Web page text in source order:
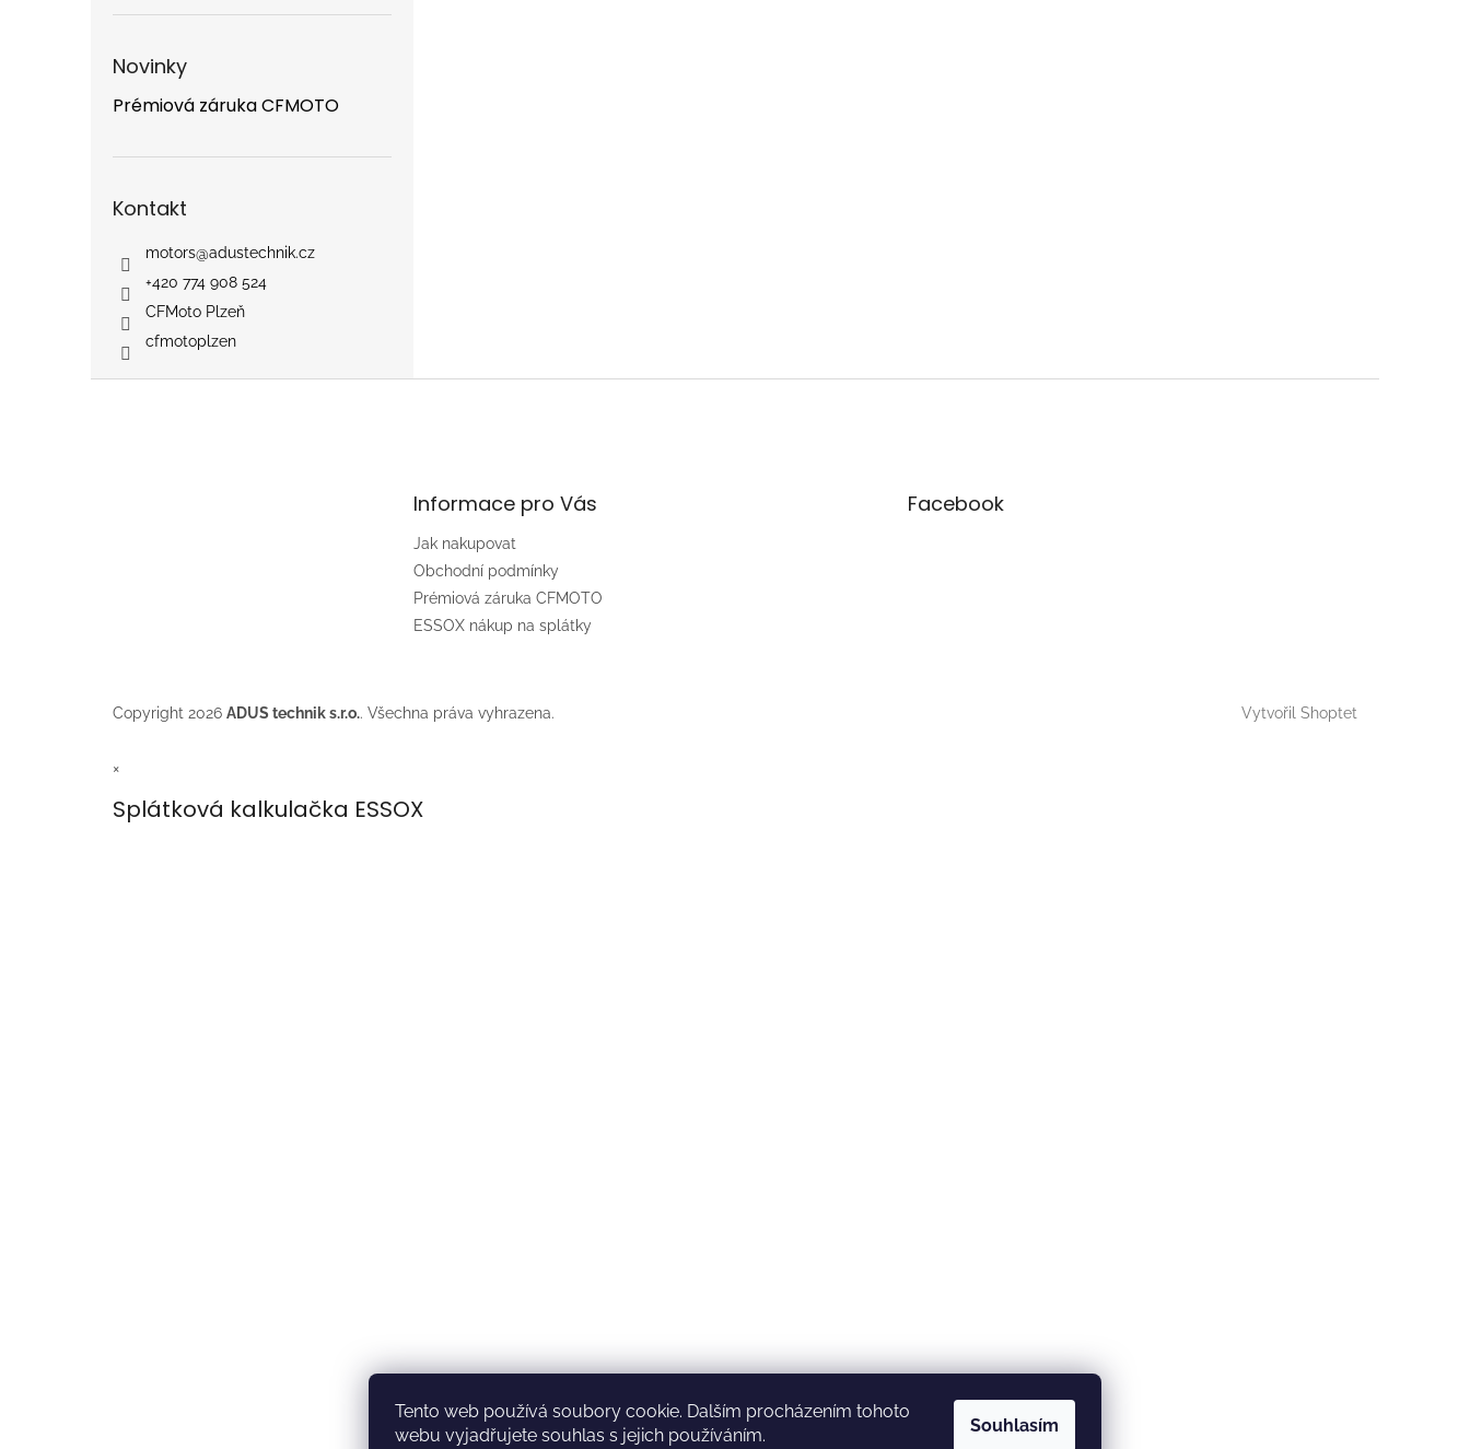
Tento web používá soubory cookie. Dalším procházením tohoto
webu vyjadřujete souhlas s jejich používáním.
Souhlasím
Novinky
Prémiová záruka CFMOTO
Kontakt
motors@adustechnik.cz
+420 774 908 524
CFMoto Plzeň
cfmotoplzen
Informace pro Vás
Jak nakupovat
Obchodní podmínky
Prémiová záruka CFMOTO
ESSOX nákup na splátky
Facebook
Vytvořil Shoptet
Copyright 2026 ADUS technik s.r.o.. Všechna práva vyhrazena.
×
Splátková kalkulačka ESSOX